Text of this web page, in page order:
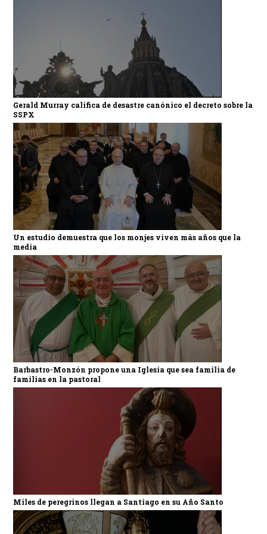
Gerald Murray califica de desastre canónico el decreto sobre la
SSPX
Un estudio demuestra que los monjes viven más años que la
media
Barbastro-Monzón propone una Iglesia que sea familia de
familias en la pastoral
Miles de peregrinos llegan a Santiago en su Año Santo